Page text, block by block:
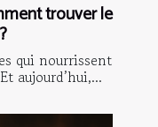
trouver le
qui nourrissent
aujourd’hui,...